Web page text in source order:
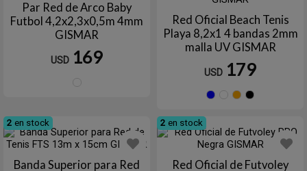
Par Red de Arco Baby
Futbol 4,2x2,3x0,5m 4mm
GISMAR
USD 169
Red Oficial Beach Tenis
Playa 8,2x1 4 bandas 2mm
malla UV GISMAR
USD 179
2 en stock
Banda Superior para Red
2 en stock
Red Oficial de Futvoley